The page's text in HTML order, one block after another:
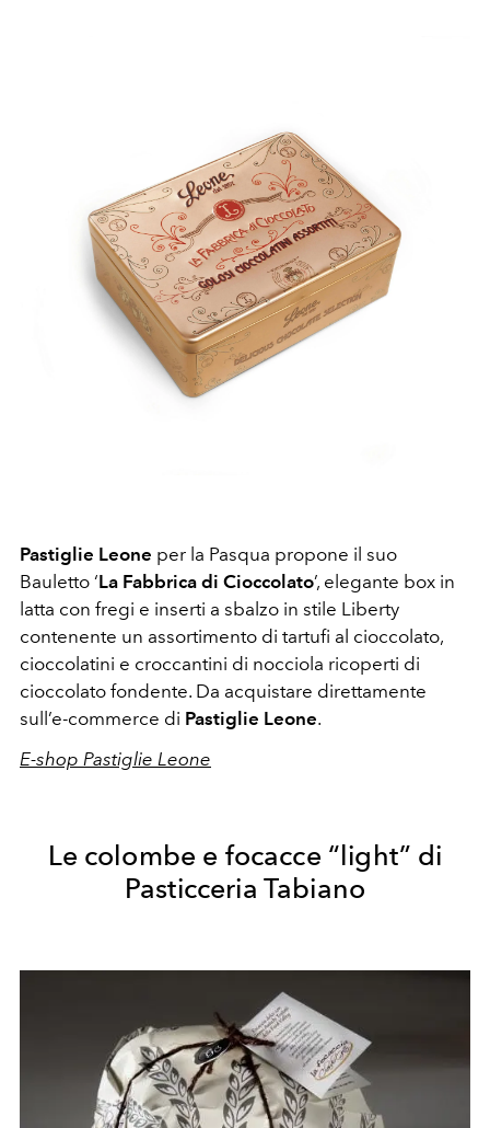
Pastiglie Leone per la Pasqua propone il suo
Bauletto ‘La Fabbrica di Cioccolato’, elegante box in
latta con fregi e inserti a sbalzo in stile Liberty
contenente un assortimento di tartufi al cioccolato,
cioccolatini e croccantini di nocciola ricoperti di
cioccolato fondente. Da acquistare direttamente
sull’e-commerce di Pastiglie Leone.
E-shop Pastiglie Leone
Le colombe e focacce “light” di
Pasticceria Tabiano